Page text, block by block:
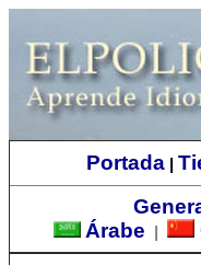
Portada
Árabe